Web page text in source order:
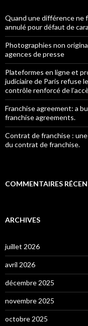
Quand une différence ne
annulé pour défaut de
Photographies non
agences de presse
Plateformes en ligne et
judiciaire de Paris refuse
contrôle renforcé de
Franchise agreement: a
franchise agreements.
Contrat de franchise :
du contrat de franchise.
COMMENTAIRES
ARCHIVES
juillet 2026
avril 2026
décembre 2025
novembre 2025
octobre 2025